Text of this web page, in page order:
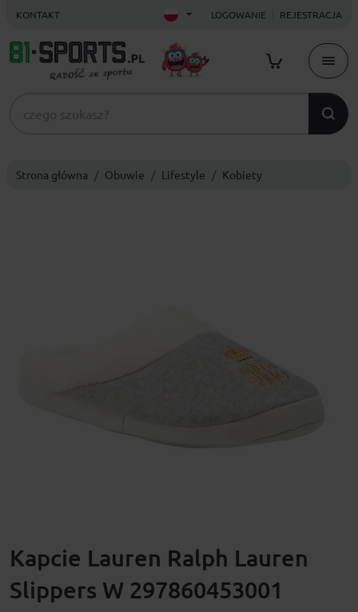
KONTAKT LOGOWANIE REJESTRACJA
Strona główna Obuwie Lifestyle Kobiety
Kapcie Lauren Ralph Lauren
Slippers W 297860453001